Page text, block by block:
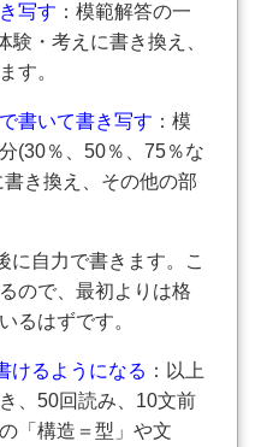
写す ：模範解答の一
験・考えに書き換え、
す。
書いて書き写す ：模
(30％、50％、75％な
き換え、その他の部
に自力で書きます。こ
ので、最初よりは格
るはずです。
けるようになる ：以上
、50回読み、10文前
「構造＝型」や文